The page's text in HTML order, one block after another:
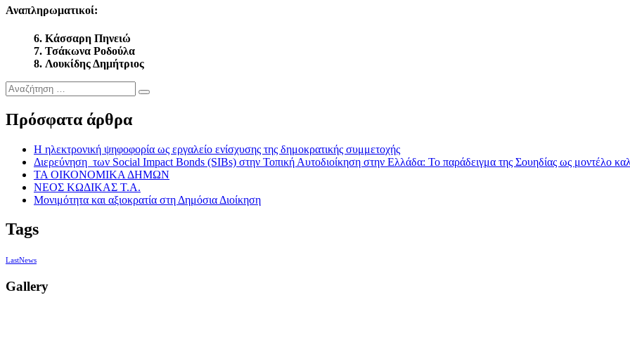
Αναπληρωματικοί:
6. Κάσσαρη Πηνειώ
7. Τσάκωνα Ροδούλα
8. Λουκίδης Δημήτριος
Αναζήτηση
…
Πρόσφατα άρθρα
Η ηλεκτρονική ψηφοφορία ως εργαλείο ενίσχυσης της δημοκρατικής συμμετοχής
Διερεύνηση των Social Impact Bonds (SIBs) στην Τοπική Αυτοδιοίκηση στην Ελλάδα: Το παράδειγμα της Σουηδίας ως μοντέλο
ΤΑ ΟΙΚΟΝΟΜΙΚΑ ΔΗΜΩΝ
ΝΕΟΣ ΚΩΔΙΚΑΣ Τ.Α.
Μονιμότητα και αξιοκρατία στη Δημόσια Διοίκηση
Tags
LastNews
Gallery